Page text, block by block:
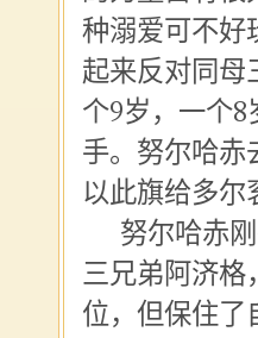
种溺爱可不好
起来反对同母
个9岁，一个
手。努尔哈赤
以此旗给多尔
努尔哈赤
三兄弟 阿济格
位，但保住了